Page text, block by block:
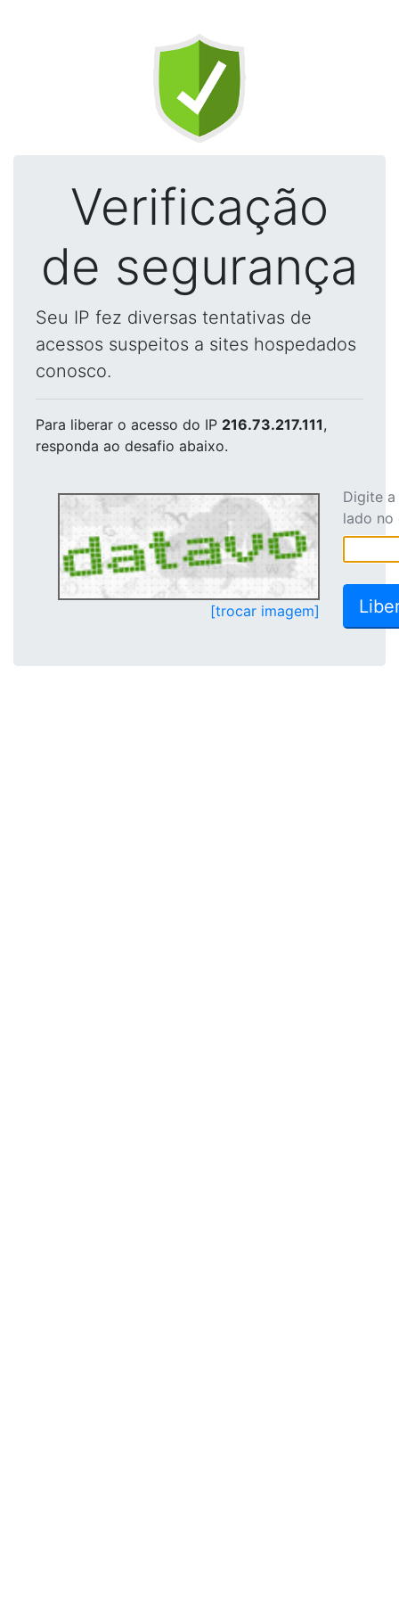
Verificação
de segurança
Seu IP fez diversas tentativas de
acessos suspeitos a sites hospedados
conosco.
Para liberar o acesso do IP 216.73.217.111,
responda ao desafio abaixo.
[trocar imagem]
Digite
lado no